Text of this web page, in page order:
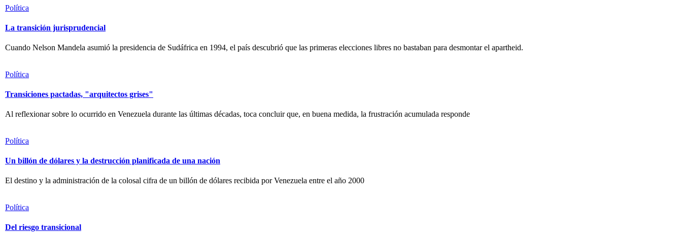
Política
La transición jurisprudencial
Cuando Nelson Mandela asumió la presidencia de Sudáfrica en 1994, el país descubrió que las primeras elecciones libres no bastaban para desmontar el apartheid.
Política
Transiciones pactadas, "arquitectos grises"
Al reflexionar sobre lo ocurrido en Venezuela durante las últimas décadas, toca concluir que, en buena medida, la frustración acumulada responde
Política
Un billón de dólares y la destrucción planificada de una nación
El destino y la administración de la colosal cifra de un billón de dólares recibida por Venezuela entre el año 2000
Política
Del riesgo transicional